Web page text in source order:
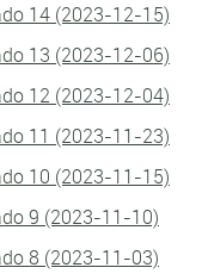
14 (2023-12-15)
13 (2023-12-06)
12 (2023-12-04)
11 (2023-11-23)
10 (2023-11-15)
9 (2023-11-10)
8 (2023-11-03)